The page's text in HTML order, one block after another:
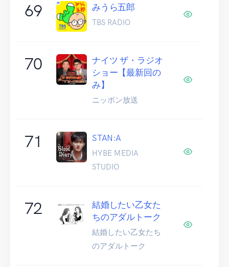
69 みうら五郎
TBS RADIO
70
ナイツ ザ・ラジオ
ショー【最新回の
み】
ニッポン放送
71 STAN:A
HYBE MEDIA
STUDIO
72
結婚したい乙女た
ちのアダルトーク
結婚したい乙女たち
のアダルトーク